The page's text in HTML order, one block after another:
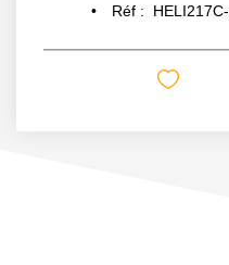
HELI217C-cpy3